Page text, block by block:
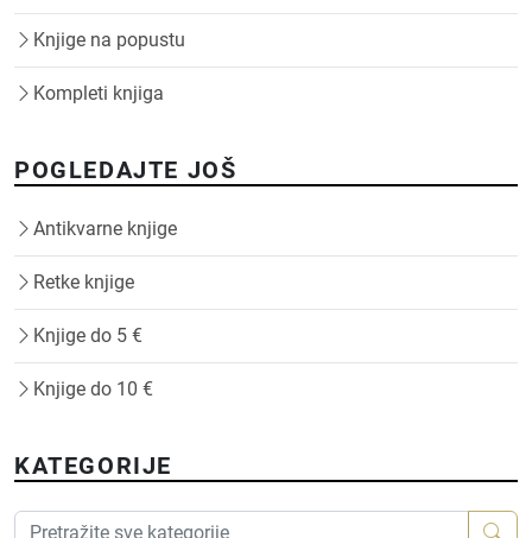
Knjige na popustu
Kompleti knjiga
POGLEDAJTE JOŠ
Antikvarne knjige
Retke knjige
Knjige do 5 €
Knjige do 10 €
KATEGORIJE